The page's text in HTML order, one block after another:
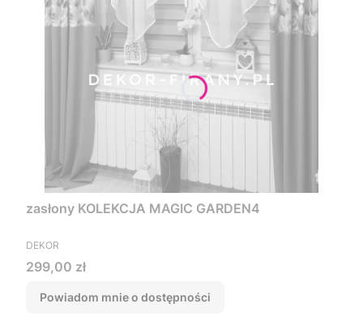
zasłony KOLEKCJA MAGIC GARDEN4
PRODUCENT
DEKOR
Cena
299,00 zł
Powiadom mnie o dostępności